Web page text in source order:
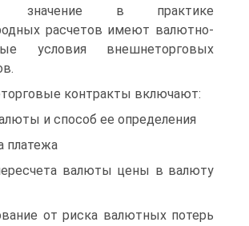
значение в практике
расчетов имеют валютно-
условия внешнеторговых
контракты включают:
и способ ее определения
платежа
валюты цены в валюту
от риска валютных потерь